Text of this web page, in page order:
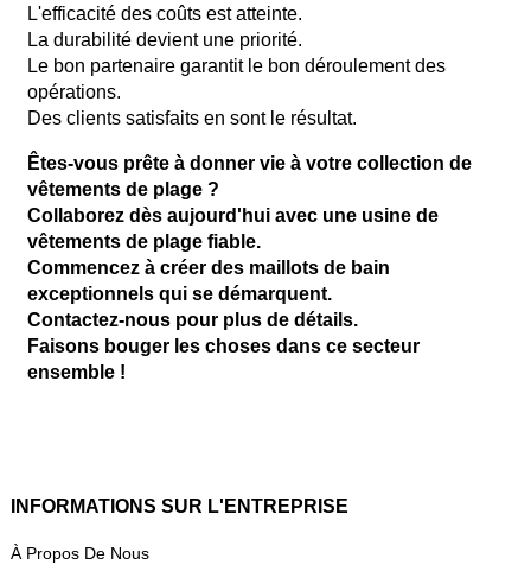
L'efficacité des coûts est atteinte.
La durabilité devient une priorité.
Le bon partenaire garantit le bon déroulement des
opérations.
Des clients satisfaits en sont le résultat.
Êtes-vous prête à donner vie à votre collection de
vêtements de plage ?
Collaborez dès aujourd'hui avec une usine de
vêtements de plage fiable.
Commencez à créer des maillots de bain
exceptionnels qui se démarquent.
Contactez-nous pour plus de détails.
Faisons bouger les choses dans ce secteur
ensemble !
INFORMATIONS SUR L'ENTREPRISE
À Propos De Nous